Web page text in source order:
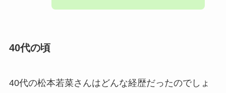
40代の頃
40代の松本若菜さんはどんな経歴だったのでしょ